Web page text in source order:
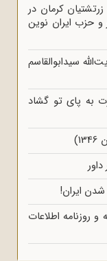
کرمان در
حزب ایران نوین
سیدابوالقاسم
به پای تو گشاد
ایران!
اطلاعات